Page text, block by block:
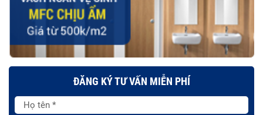
ĐĂNG KÝ TƯ VẤN MIỄN PHÍ